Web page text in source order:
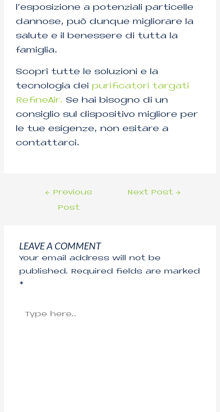
l’esposizione a potenziali particelle
dannose, può dunque migliorare la
salute e il benessere di tutta la
famiglia.
Scopri tutte le soluzioni e la
tecnologia dei purificatori targati
RefineAir. Se hai bisogno di un
consiglio sul dispositivo migliore per
le tue esigenze, non esitare a
contattarci.
← Previous
Post
Next Post →
LEAVE A COMMENT
Your email address will not be
published. Required fields are marked
*